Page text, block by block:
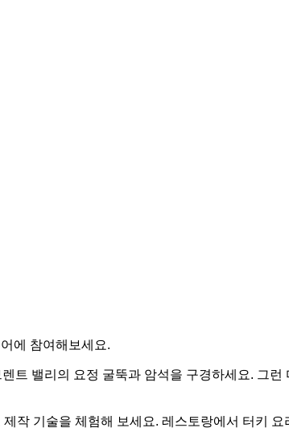
에 참여해보세요.
트 밸리의 요정 굴뚝과 암석을 구경하세요. 그
작 기술을 체험해 보세요. 레스토랑에서 터키